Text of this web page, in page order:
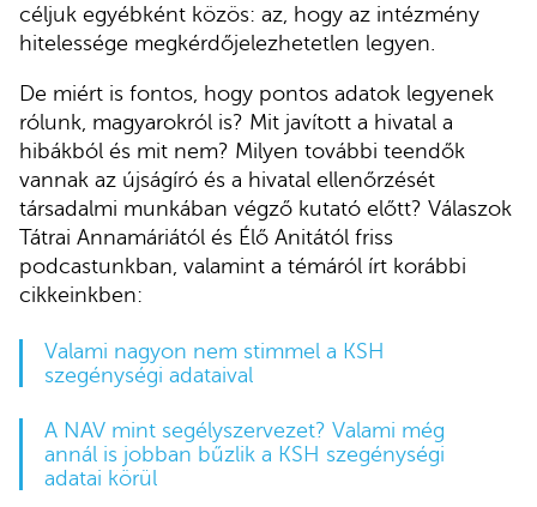
céljuk egyébként közös: az, hogy az intézmény
hitelessége megkérdőjelezhetetlen legyen.
De miért is fontos, hogy pontos adatok legyenek
rólunk, magyarokról is? Mit javított a hivatal a
hibákból és mit nem? Milyen további teendők
vannak az újságíró és a hivatal ellenőrzését
társadalmi munkában végző kutató előtt? Válaszok
Tátrai Annamáriától és Élő Anitától friss
podcastunkban, valamint a témáról írt korábbi
cikkeinkben:
Valami nagyon nem stimmel a KSH
szegénységi adataival
A NAV mint segélyszervezet? Valami még
annál is jobban bűzlik a KSH szegénységi
adatai körül